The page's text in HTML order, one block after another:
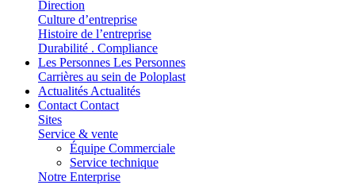
Direction
Culture d’entreprise
Histoire de l’entreprise
Durabilité . Compliance
Les Personnes Les Personnes
Carrières au sein de Poloplast
Actualités Actualités
Contact Contact
Sites
Service & vente
Équipe Commerciale
Service technique
Notre Enterprise